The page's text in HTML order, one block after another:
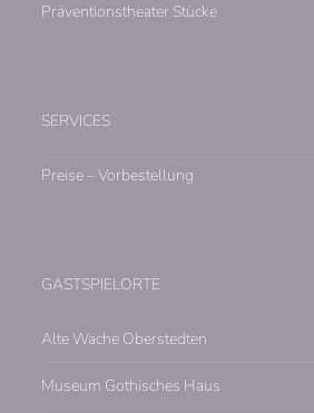
Präventionstheater Stücke
SERVICES
Preise – Vorbestellung
GASTSPIELORTE
Alte Wache Oberstedten
Museum Gothisches Haus